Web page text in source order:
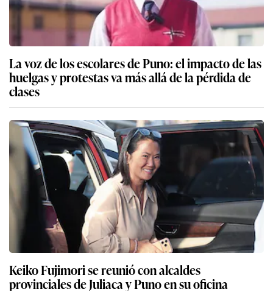
La voz de los escolares de Puno: el impacto de las
huelgas y protestas va más allá de la pérdida de
clases
Keiko Fujimori se reunió con alcaldes
provinciales de Juliaca y Puno en su oficina